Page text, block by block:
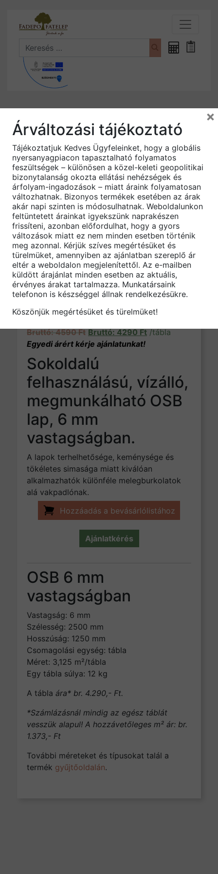
Search
Fűrészáru
Kezdőlap OSB lap / OSB lap 6 mm
Akció!
OSB lap 6 mm
4590Ft Original price was: 4590 Ft.
4290 FtCurrent price is:
/tábla
Sokoldalú
felhasználású, vízálló,
megmunkálható OSB
lap, 6 mm
vastagságban.
A lapok terhelhetősége, keménysége és
tökéletes simasága miatt kiválóan
alkalmazhatók különféle melegburkolatok
alá vakpadlónak.
Hozzáadás a bevásárlólistához
Ajánlatkérés
OSB 6 mm
vastagságban
Vastagság: 6 mm
Szélesség: 2500 mm
Hosszúság: 1250 mm
Csomagolási egység: tábla
Méret: 3,125 m²/tábla
Egy tábla súlya: 12 kg
A tábla ára* br. 4.290,- Ft.
*Számlázásnál mindig az egész táblát
vesszük alapul! A hozzávetőleges m² ár: br.
1.373,- Ft
További méreteket és típusokat talál a
termék gyűjtőoldalán.
Árváltozási tájékoztató
Tájékoztatjuk Kedves Ügyfeleinket, hogy a globális
nyersanyagpiacon tapasztalható folyamatos
feszültségek – különösen a közel-keleti geopolitikai
bizonytalanság okozta ellátási nehézségek és
árfolyam-ingadozások – miatt áraink folyamatosan
változhatnak. Bizonyos termékek esetében az árak
akár napi szinten is módosulhatnak. Weboldalunkon
feltüntetett árainkat igyekszünk naprakészen
frissíteni, azonban előfordulhat, hogy a gyors
változások miatt ez nem minden esetben történik
meg azonnal. Kérjük szíves megértésüket és
türelmüket, amennyiben az ajánlatban szereplő ár
eltér a weboldalon megjelenítettől. Az e-mailben
küldött árajánlat minden esetben az aktuális,
érvényes árakat tartalmazza. Munkatársaink
telefonon is készséggel állnak rendelkezésükre.
Köszönjük megértésüket és türelmüket!
×